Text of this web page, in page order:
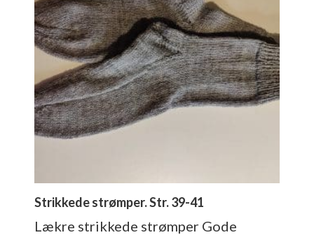
Strikkede strømper. Str. 39-41
Lækre strikkede strømper Gode